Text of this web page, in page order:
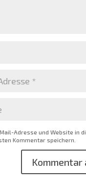
Adresse und Website in
Kommentar speichern.